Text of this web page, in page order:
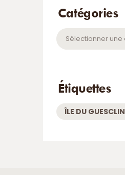
Catégories
Catégories
Étiquettes
ÎLE DU GUESCLIN